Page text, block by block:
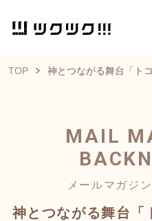
TOP 神とつながる舞台「ト
MAIL
メールマガジ
神とつながる舞台「